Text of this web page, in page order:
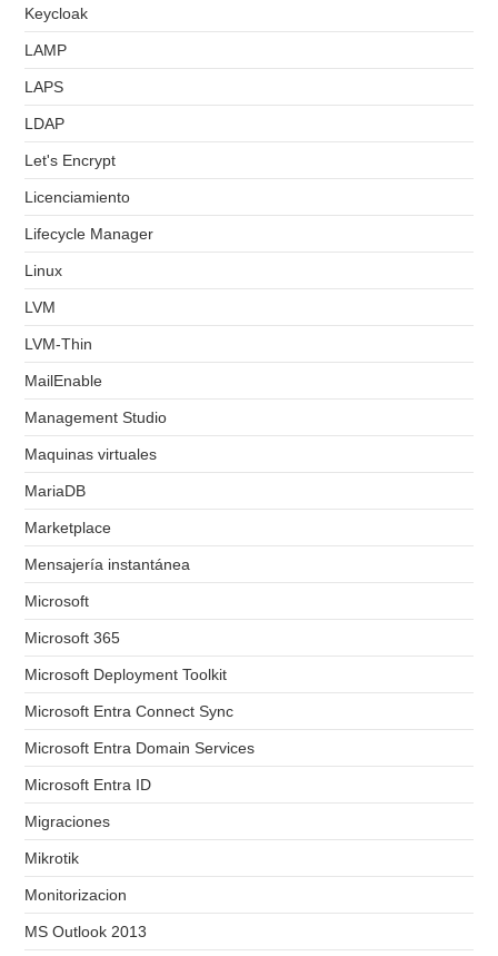
Keycloak
LAMP
LAPS
LDAP
Let's Encrypt
Licenciamiento
Lifecycle Manager
Linux
LVM
LVM-Thin
MailEnable
Management Studio
Maquinas virtuales
MariaDB
Marketplace
Mensajería instantánea
Microsoft
Microsoft 365
Microsoft Deployment Toolkit
Microsoft Entra Connect Sync
Microsoft Entra Domain Services
Microsoft Entra ID
Migraciones
Mikrotik
Monitorizacion
MS Outlook 2013